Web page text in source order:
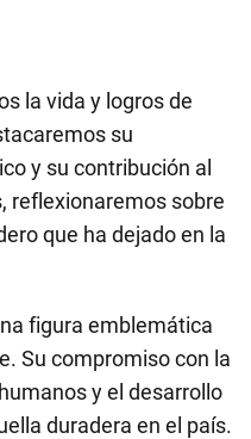
la vida y logros de
su
y su contribución al
reflexionaremos sobre
que ha dejado en la
figura emblemática
Su compromiso con la
y el desarrollo
duradera en el país.